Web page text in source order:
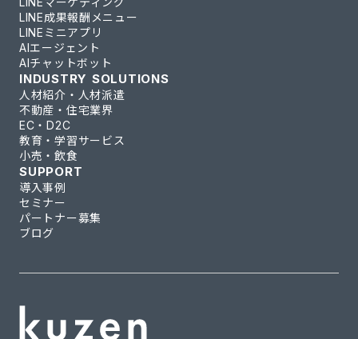
LINE成果報酬メニュー
LINEミニアプリ
AIエージェント
AIチャットボット
INDUSTRY SOLUTIONS
人材紹介・人材派遣
不動産・住宅業界
EC・D2C
教育・学習サービス
小売・飲食
SUPPORT
導入事例
セミナー
パートナー募集
ブログ